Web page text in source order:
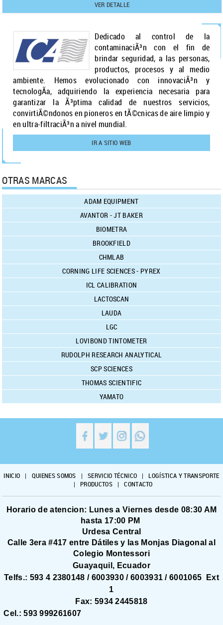
VER DETALLE
Dedicado al control de la
contaminaciÃ³n con el fin de
brindar seguridad, a las personas,
productos, procesos y al medio
ambiente. Hemos evolucionado con innovaciÃ³n y
tecnologÃ­a, adquiriendo la experiencia necesaria para
garantizar la Ã³ptima calidad de nuestros servicios,
convirtiÃ©ndonos en pioneros en tÃ©cnicas de aire limpio y
en ultra-filtraciÃ³n a nivel mundial.
IR A SITIO WEB
OTRAS MARCAS
ADAM EQUIPMENT
AVANTOR - JT BAKER
BIOMETRA
BROOKFIELD
CHMLAB
CORNING LIFE SCIENCES - PYREX
ICL CALIBRATION
LACTOSCAN
LAUDA
LGC
LOVIBOND TINTOMETER
RUDOLPH RESEARCH ANALYTICAL
SCP SCIENCES
THOMAS SCIENTIFIC
YAMATO
INICIO | QUIENES SOMOS |SERVICIO TÉCNICO |LOGÍSTICA Y TRANSPORTE
|PRODUCTOS |CONTACTO
Horario de atencion: Lunes a Viernes desde 08:30 AM
hasta 17:00 PM
Urdesa Central
Calle 3era #417 entre Dátiles y las Monjas Diagonal al
Colegio Montessori
Guayaquil, Ecuador
Telfs.: 593 4 2380148 / 6003930 / 6003931 / 6001065 Ext
1
Fax: 5934 2445818
Cel.: 593 999261607